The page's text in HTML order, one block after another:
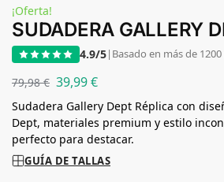
¡Oferta!
SUDADERA GALLERY
4.9/5| Basado en más de
79,98€ 39,99€
Sudadera Gallery Dept Réplica con
Dept, materiales premium y estilo
perfecto para destacar.
GUÍA DE TALLAS